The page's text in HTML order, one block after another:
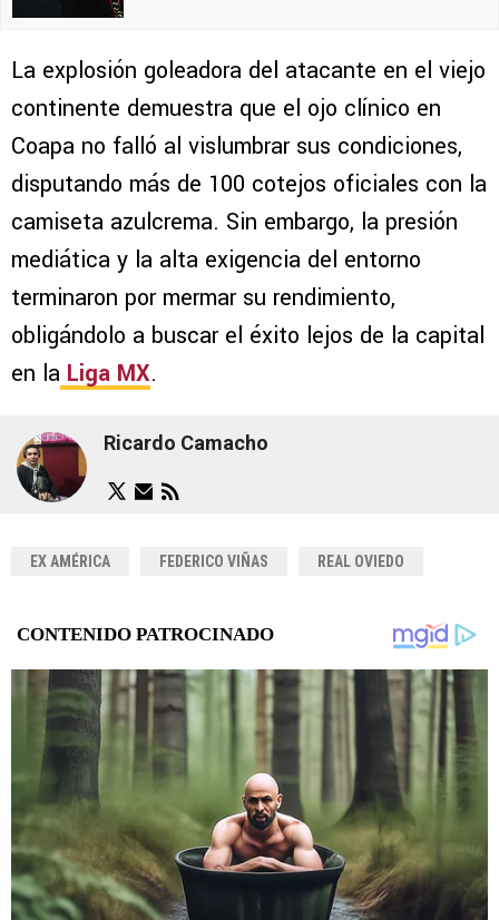
La explosión goleadora del atacante en el viejo
continente demuestra que el ojo clínico en
Coapa no falló al vislumbrar sus condiciones,
disputando más de 100 cotejos oficiales con la
camiseta azulcrema. Sin embargo, la presión
mediática y la alta exigencia del entorno
terminaron por mermar su rendimiento,
obligándolo a buscar el éxito lejos de la capital
en la Liga MX.
Ricardo Camacho
EX AMÉRICA FEDERICO VIÑAS REAL OVIEDO